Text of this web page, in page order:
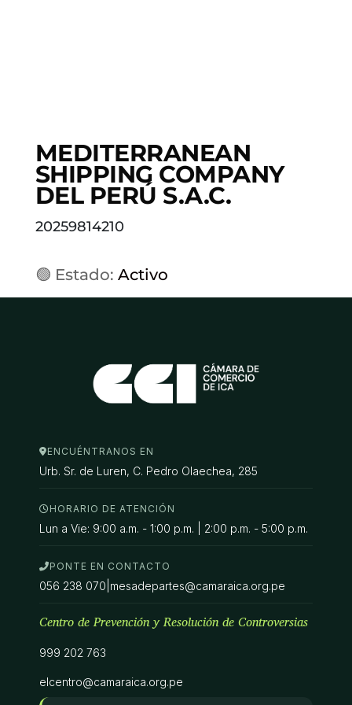
MEDITERRANEAN
SHIPPING COMPANY
DEL PERÚ S.A.C.
20259814210
🟢 Estado: Activo
ENCUÉNTRANOS EN
Urb. Sr. de Luren, C. Pedro Olaechea, 285
HORARIO DE ATENCIÓN
Lun a Vie: 9:00 a.m. - 1:00 p.m. | 2:00 p.m. - 5:00 p.m.
PONTE EN CONTACTO
056 238 070 mesadepartes@camaraica.org.pe
Centro de Prevención y Resolución de Controversias
999 202 763
elcentro@camaraica.org.pe